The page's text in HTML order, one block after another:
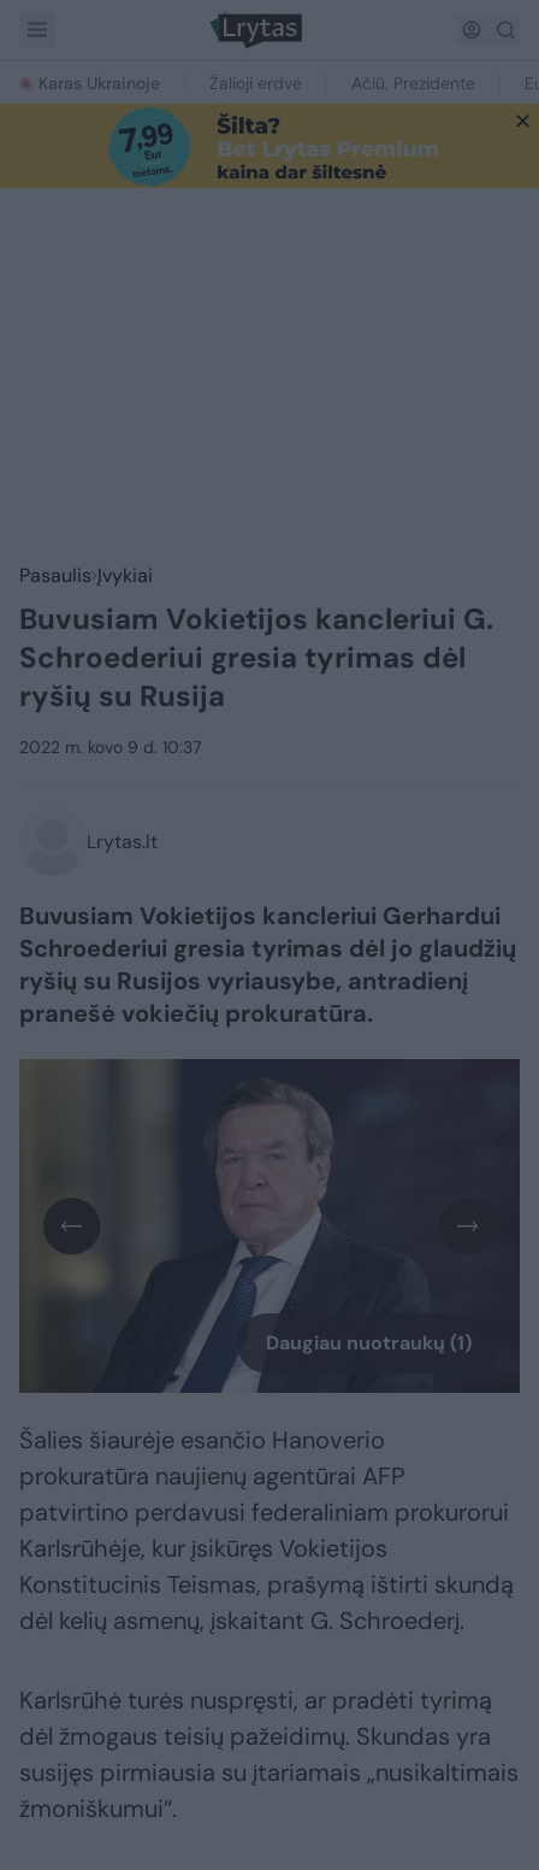
Karas Ukrainoje Žalioji erdvė Ačiū, Prezidente
Pasaulis Įvykiai
Buvusiam Vokietijos kancleriui G.
Schroederiui gresia tyrimas dėl
ryšių su Rusija
2022 m. kovo 9 d. 10:37
Lrytas.lt
Buvusiam Vokietijos kancleriui Gerhardui
Schroederiui gresia tyrimas dėl jo glaudžių
ryšių su Rusijos vyriausybe, antradienį
pranešė vokiečių prokuratūra.
Daugiau nuotraukų (1)
Šalies šiaurėje esančio Hanoverio
prokuratūra naujienų agentūrai AFP
patvirtino perdavusi federaliniam prokurorui
Karlsrūhėje, kur įsikūręs Vokietijos
Konstitucinis Teismas, prašymą ištirti skundą
dėl kelių asmenų, įskaitant G. Schroederį.
Karlsrūhė turės nuspręsti, ar pradėti tyrimą
dėl žmogaus teisių pažeidimų. Skundas yra
susijęs pirmiausia su įtariamais „nusikaltimais
žmoniškumui“.